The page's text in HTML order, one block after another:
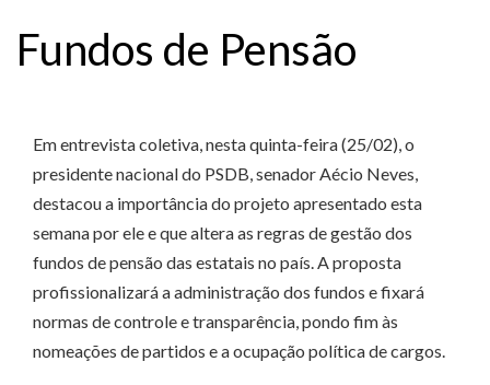
Fundos de Pensão
Em entrevista coletiva, nesta quinta-feira (25/02), o
presidente nacional do PSDB, senador Aécio Neves,
destacou a importância do projeto apresentado esta
semana por ele e que altera as regras de gestão dos
fundos de pensão das estatais no país. A proposta
profissionalizará a administração dos fundos e fixará
normas de controle e transparência, pondo fim às
nomeações de partidos e a ocupação política de cargos.